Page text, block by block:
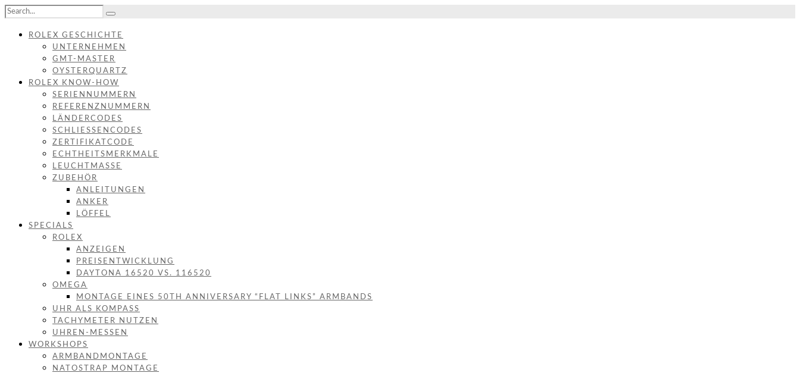
ROLEX GESCHICHTE
UNTERNEHMEN
GMT-MASTER
OYSTERQUARTZ
ROLEX KNOW-HOW
SERIENNUMMERN
REFERENZNUMMERN
LÄNDERCODES
SCHLIESSENCODES
ZERTIFIKATCODE
ECHTHEITSMERKMALE
LEUCHTMASSE
ZUBEHÖR
ANLEITUNGEN
ANKER
LÖFFEL
SPECIALS
ROLEX
ANZEIGEN
PREISENTWICKLUNG
DAYTONA 16520 VS. 116520
OMEGA
MONTAGE EINES 50TH ANNIVERSARY “FLAT LINKS” ARMBANDS
UHR ALS KOMPASS
TACHYMETER NUTZEN
UHREN-MESSEN
WORKSHOPS
ARMBANDMONTAGE
NATOSTRAP MONTAGE